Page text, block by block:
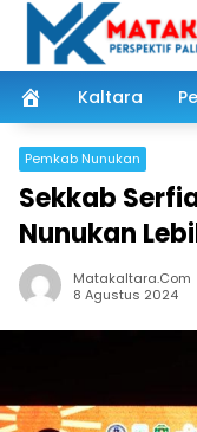
Langsung
konten
Kaltara
Pemkab Nunukan
Sekkab
Nunukan
Matakaltara.com
8 Agustus 2024